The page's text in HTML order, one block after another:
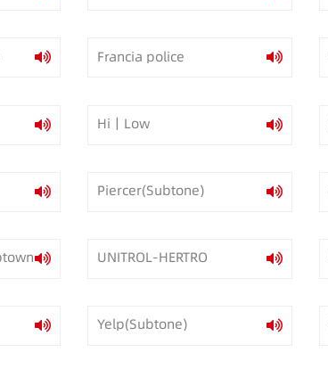
Francia police
Hi｜Low
Piercer(Subtone)
UNITROL-HERTRO
Yelp(Subtone)